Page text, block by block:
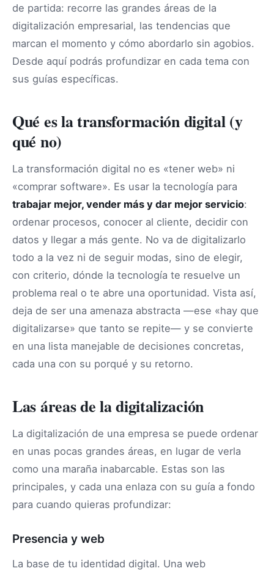
de partida: recorre las grandes áreas de la
digitalización empresarial, las tendencias que
marcan el momento y cómo abordarlo sin agobios.
Desde aquí podrás profundizar en cada tema con
sus guías específicas.
Qué es la transformación digital (y
qué no)
La transformación digital no es «tener web» ni
«comprar software». Es usar la tecnología para
trabajar mejor, vender más y dar mejor servicio:
ordenar procesos, conocer al cliente, decidir con
datos y llegar a más gente. No va de digitalizarlo
todo a la vez ni de seguir modas, sino de elegir,
con criterio, dónde la tecnología te resuelve un
problema real o te abre una oportunidad. Vista así,
deja de ser una amenaza abstracta —ese «hay que
digitalizarse» que tanto se repite— y se convierte
en una lista manejable de decisiones concretas,
cada una con su porqué y su retorno.
Las áreas de la digitalización
La digitalización de una empresa se puede ordenar
en unas pocas grandes áreas, en lugar de verla
como una maraña inabarcable. Estas son las
principales, y cada una enlaza con su guía a fondo
para cuando quieras profundizar:
Presencia y web
La base de tu identidad digital. Una web